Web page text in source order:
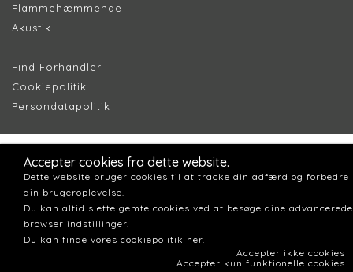
Flammehæmmende
Akustik
Find Forhandler
Cookiepolitik
Persondatapolitik
Accepter cookies fra dette website.
Dette website bruger cookies til at tracke din adfærd og forbedre
din brugeroplevelse.
Du kan altid slette gemte cookies ved at besøge dine advancerede
browser indstillinger.
Du kan finde vores cookiepolitik her.
Accepter ikke cookies
Accepter kun funktionelle cookies